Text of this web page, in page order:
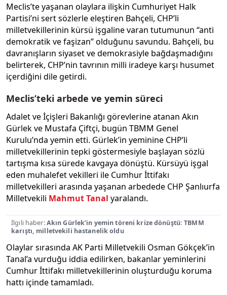
Meclis’te yaşanan olaylara ilişkin Cumhuriyet Halk
Partisi’ni sert sözlerle eleştiren Bahçeli, CHP’li
milletvekillerinin kürsü işgaline varan tutumunun “anti
demokratik ve faşizan” olduğunu savundu. Bahçeli, bu
davranışların siyaset ve demokrasiyle bağdaşmadığını
belirterek, CHP’nin tavrının milli iradeye karşı husumet
içerdiğini dile getirdi.
Meclis’teki arbede ve yemin süreci
Adalet ve İçişleri Bakanlığı görevlerine atanan Akın
Gürlek ve Mustafa Çiftçi, bugün TBMM Genel
Kurulu’nda yemin etti. Gürlek’in yeminine CHP’li
milletvekillerinin tepki göstermesiyle başlayan sözlü
tartışma kısa sürede kavgaya dönüştü. Kürsüyü işgal
eden muhalefet vekilleri ile Cumhur İttifakı
milletvekilleri arasında yaşanan arbedede CHP Şanlıurfa
Milletvekili Mahmut Tanal yaralandı.
İlgili haber:Akın Gürlek’in yemin töreni krize dönüştü: TBMM
karıştı, milletvekili hastanelik oldu
Olaylar sırasında AK Parti Milletvekili Osman Gökçek’in
Tanal’a vurduğu iddia edilirken, bakanlar yeminlerini
Cumhur İttifakı milletvekillerinin oluşturduğu koruma
hattı içinde tamamladı.